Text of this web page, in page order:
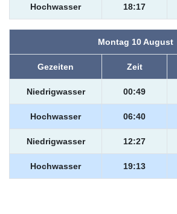
Hochwasser 18:17
Montag 10 August
Gezeiten Zeit
Niedrigwasser 00:49
Hochwasser 06:40
Niedrigwasser 12:27
Hochwasser 19:13